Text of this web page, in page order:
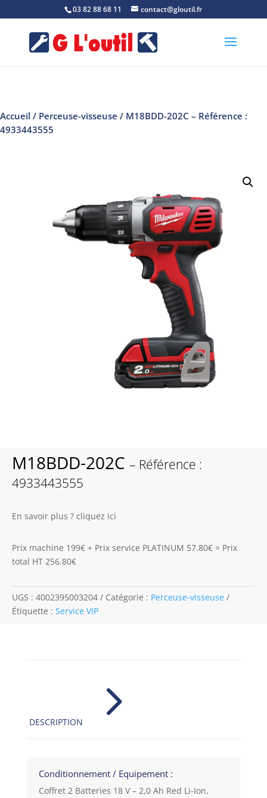
03 82 88 68 11 contact@gloutil.fr
Accueil / Perceuse-visseuse / M18BDD-202C – Référence :
4933443555
M18BDD-202C – Référence :
4933443555
En savoir plus ? cliquez ici
Prix machine 199€ + Prix service PLATINUM 57.80€ = Prix
total HT 256.80€
UGS : 4002395003204 Catégorie : Perceuse-visseuse
Étiquette : Service VIP
DESCRIPTION 5
Conditionnement / Equipement :
Coffret 2 Batteries 18 V – 2,0 Ah Red Li-Ion,